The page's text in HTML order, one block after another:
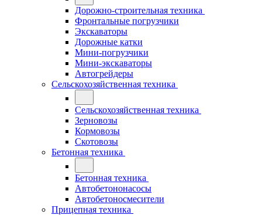
Дорожно-строительная техника
Фронтальные погрузчики
Экскаваторы
Дорожные катки
Мини-погрузчики
Мини-экскаваторы
Автогрейдеры
Сельскохозяйственная техника
Сельскохозяйственная техника
Зерновозы
Кормовозы
Скотовозы
Бетонная техника
Бетонная техника
Автобетононасосы
Автобетоносмесители
Прицепная техника